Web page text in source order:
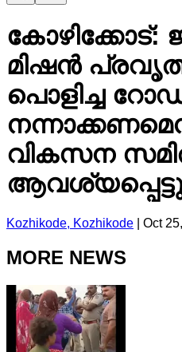
കോഴിക്കോട്:
മിഷൻ
പൊളിച്ച
വികസന
Kozhikode, Kozhikode Oct
MORE NEWS